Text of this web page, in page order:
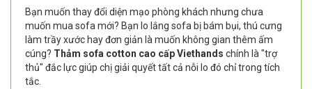
Bạn muốn thay đổi diện mạo phòng khách nhưng chưa
muốn mua sofa mới? Bạn lo lắng sofa bị bám bụi, thú cưng
làm trầy xước hay đơn giản là muốn không gian thêm ấm
cúng? Thảm sofa cotton cao cấp Viethands chính là "trợ
thủ" đắc lực giúp chị giải quyết tất cả nỗi lo đó chỉ trong tích
tắc.